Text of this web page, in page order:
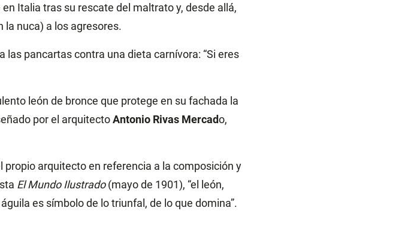
Italia tras su rescate del maltrato y, desde allá,
la nuca) a los agresores.
las pancartas contra una dieta carnívora: “Si eres
león de bronce que protege en su fachada la
por el arquitectoAntonio Rivas Mercado,
arquitecto en referencia a la composición y
El Mundo Ilustrado(mayo de 1901), “el león,
es símbolo de lo triunfal, de lo que domina”.